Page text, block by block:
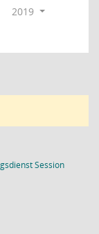
2019
Session(Wird in